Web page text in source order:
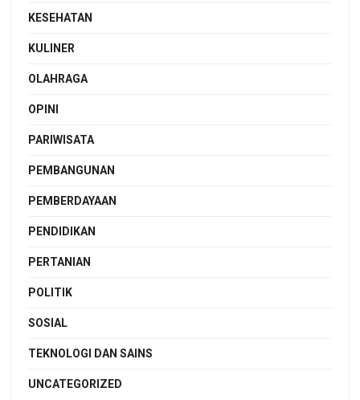
KESEHATAN
KULINER
OLAHRAGA
OPINI
PARIWISATA
PEMBANGUNAN
PEMBERDAYAAN
PENDIDIKAN
PERTANIAN
POLITIK
SOSIAL
TEKNOLOGI DAN SAINS
UNCATEGORIZED